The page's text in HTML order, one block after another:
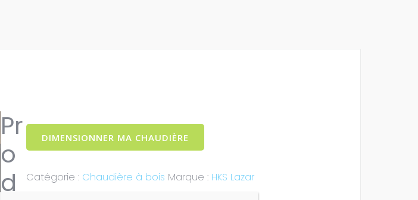
DIMENSIONNER MA CHAUDIÈRE
Catégorie : Chaudière à bois Marque : HKS Lazar
Pr
o
d